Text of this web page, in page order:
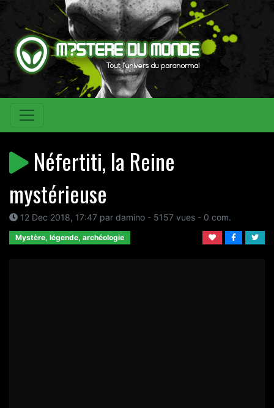
Néfertiti, la Reine
mystérieuse
12 Dec 2018, 17:47 par damino - 5157 vues - 0 com.
Mystère, légende, archéologie